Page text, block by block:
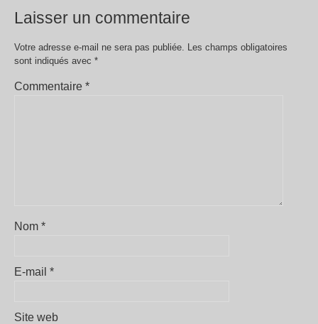
Laisser un commentaire
Votre adresse e-mail ne sera pas publiée. Les champs obligatoires
sont indiqués avec *
Commentaire *
Nom *
E-mail *
Site web